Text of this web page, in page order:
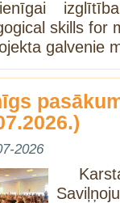
skills for
galvenie
2026